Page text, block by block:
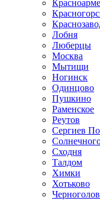
Лобня
Люберцы
Москва
Мытищи
Ногинск
Одинцово
Пушкино
Раменское
Реутов
Сергиев
Сходня
Талдом
Химки
Хотьково